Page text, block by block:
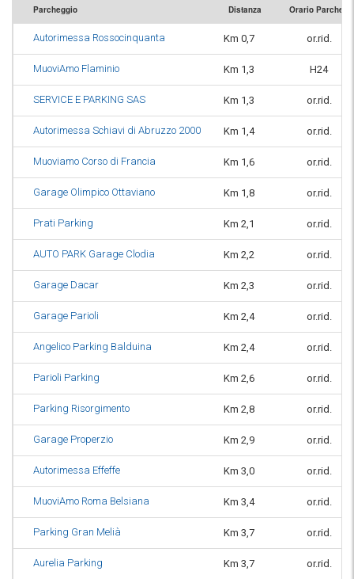
Parcheggio Distanza Orario
Autorimessa Rossocinquanta Km 0,7 or.rid.
MuoviAmo Flaminio Km 1,3 H24
SERVICE E PARKING SAS Km 1,3 or.rid.
Autorimessa Schiavi di Abruzzo 2000 Km 1,4 or.rid.
Muoviamo Corso di Francia Km 1,6 or.rid.
Garage Olimpico Ottaviano Km 1,8 or.rid.
Prati Parking Km 2,1 or.rid.
AUTO PARK Garage Clodia Km 2,2 or.rid.
Garage Dacar Km 2,3 or.rid.
Garage Parioli Km 2,4 or.rid.
Angelico Parking Balduina Km 2,4 or.rid.
Parioli Parking Km 2,6 or.rid.
Parking Risorgimento Km 2,8 or.rid.
Garage Properzio Km 2,9 or.rid.
Autorimessa Effeffe Km 3,0 or.rid.
MuoviAmo Roma Belsiana Km 3,4 or.rid.
Parking Gran Melià Km 3,7 or.rid.
Aurelia Parking Km 3,7 or.rid.